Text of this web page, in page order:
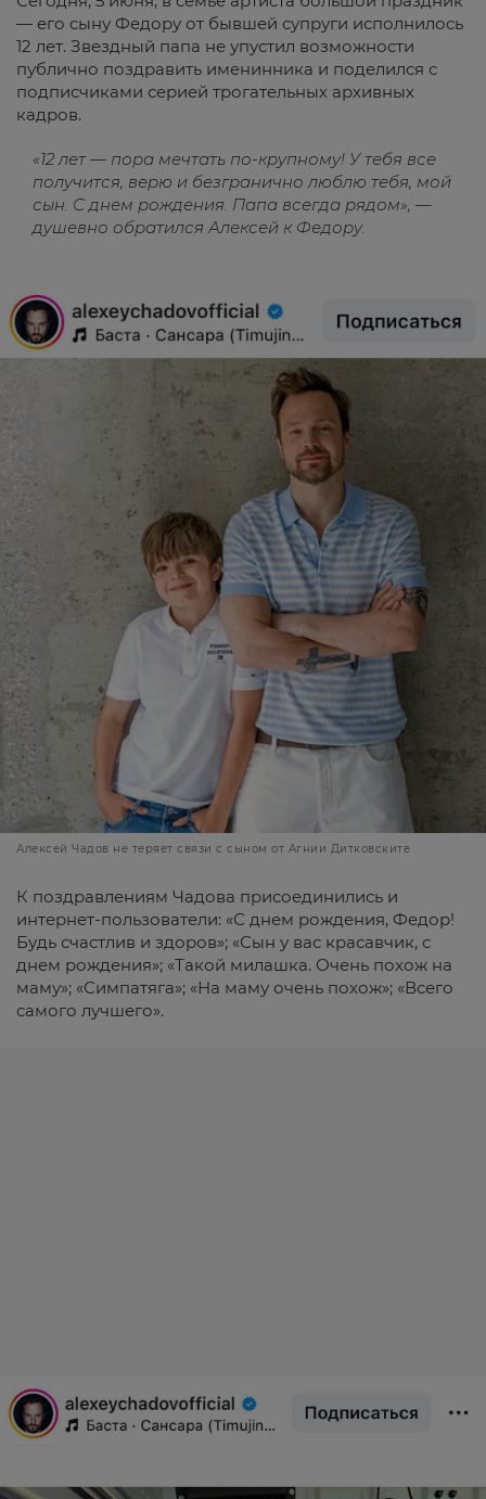
— его сыну Федору от бывшей супруги исполнилось
12 лет. Звездный папа не упустил возможности
публично поздравить именинника и поделился с
подписчиками серией трогательных архивных
кадров.
«12 лет — пора мечтать по-крупному! У тебя все
получится, верю и безгранично люблю тебя, мой
сын. С днем рождения. Папа всегда рядом», —
душевно обратился Алексей к Федору.
Алексей Чадов не теряет связи с сыном от Агнии Дитковските
К поздравлениям Чадова присоединились и
интернет-пользователи: «С днем рождения, Федор!
Будь счастлив и здоров»; «Сын у вас красавчик, с
днем рождения»; «Такой милашка. Очень похож на
маму»; «Симпатяга»; «На маму очень похож»; «Всего
самого лучшего».